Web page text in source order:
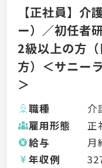
【正社員】介
ー）／初任者
2級以上の方
方）＜サニー
＞
職種
介
雇用形態
正
給与
月
年収例